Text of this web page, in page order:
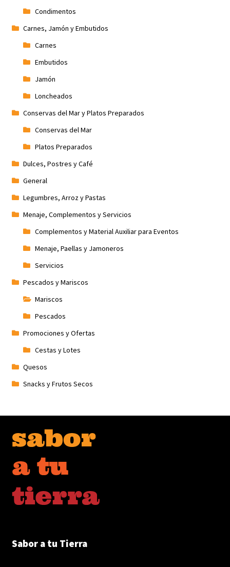
Condimentos
Carnes, Jamón y Embutidos
Carnes
Embutidos
Jamón
Loncheados
Conservas del Mar y Platos Preparados
Conservas del Mar
Platos Preparados
Dulces, Postres y Café
General
Legumbres, Arroz y Pastas
Menaje, Complementos y Servicios
Complementos y Material Auxiliar para Eventos
Menaje, Paellas y Jamoneros
Servicios
Pescados y Mariscos
Mariscos
Pescados
Promociones y Ofertas
Cestas y Lotes
Quesos
Snacks y Frutos Secos
Sabor a tu Tierra